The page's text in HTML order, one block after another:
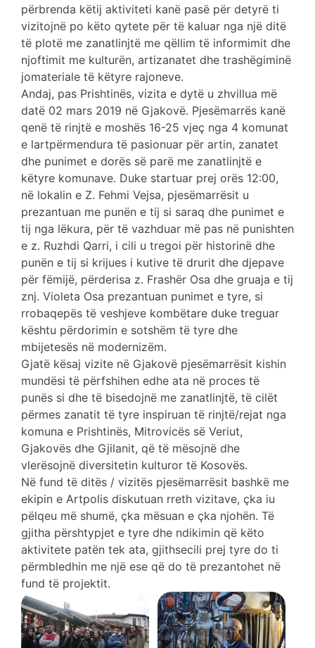
përbrenda këtij aktiviteti kanë pasë për detyrë ti
vizitojnë po këto qytete për të kaluar nga një ditë
të plotë me zanatlinjtë me qëllim të informimit dhe
njoftimit me kulturën, artizanatet dhe trashëgiminë
jomateriale të këtyre rajoneve.
Andaj, pas Prishtinës, vizita e dytë u zhvillua më
datë 02 mars 2019 në Gjakovë. Pjesëmarrës kanë
qenë të rinjtë e moshës 16-25 vjeç nga 4 komunat
e lartpërmendura të pasionuar për artin, zanatet
dhe punimet e dorës së parë me zanatlinjtë e
këtyre komunave. Duke startuar prej orës 12:00,
në lokalin e Z. Fehmi Vejsa, pjesëmarrësit u
prezantuan me punën e tij si saraq dhe punimet e
tij nga lëkura, për të vazhduar më pas në punishten
e z. Ruzhdi Qarri, i cili u tregoi për historinë dhe
punën e tij si krijues i kutive të drurit dhe djepave
për fëmijë, përderisa z. Frashër Osa dhe gruaja e tij
znj. Violeta Osa prezantuan punimet e tyre, si
rrobaqepës të veshjeve kombëtare duke treguar
kështu përdorimin e sotshëm të tyre dhe
mbijetesës në modernizëm.
Gjatë kësaj vizite në Gjakovë pjesëmarrësit kishin
mundësi të përfshihen edhe ata në proces të
punës si dhe të bisedojnë me zanatlinjtë, të cilët
përmes zanatit të tyre inspiruan të rinjtë/rejat nga
komuna e Prishtinës, Mitrovicës së Veriut,
Gjakovës dhe Gjilanit, që të mësojnë dhe
vlerësojnë diversitetin kulturor të Kosovës.
Në fund të ditës / vizitës pjesëmarrësit bashkë me
ekipin e Artpolis diskutuan rreth vizitave, çka iu
pëlqeu më shumë, çka mësuan e çka njohën. Të
gjitha përshtypjet e tyre dhe ndikimin që këto
aktivitete patën tek ata, gjithsecili prej tyre do ti
përmbledhin me një ese që do të prezantohet në
fund të projektit.